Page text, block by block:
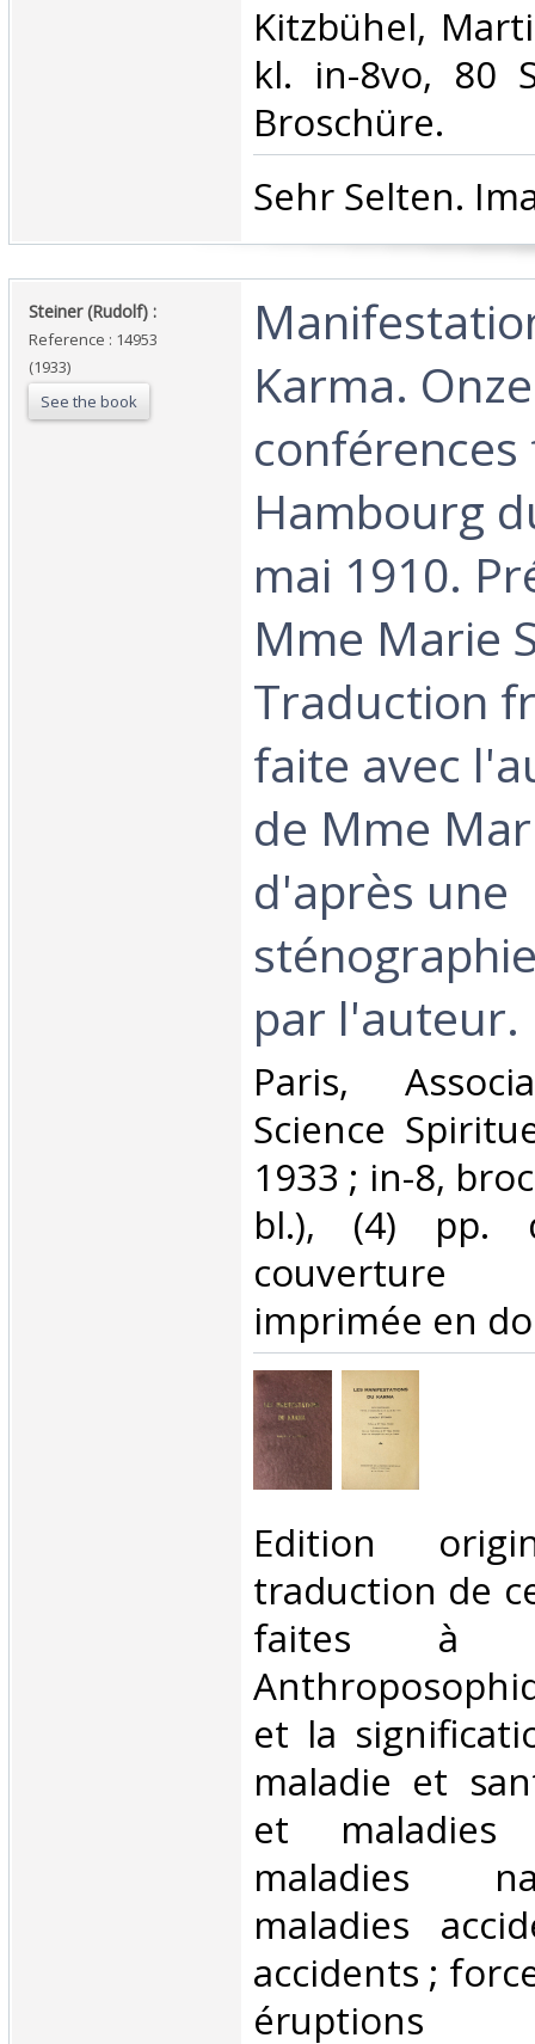
‎Kitzbühel,
kl. in-8vo, 80
Broschüre.‎
‎Sehr Selten.
‎Steiner (Rudolf) :‎
Reference : 14953
(1933)
See the book
Karma. Onze
conférences
Hambourg
mai 1910.
Mme Marie
Traduction
faite avec
de Mme
d'après une
par l'auteur.‎
‎Paris,
Science
1933 ; in-8,
bl.), (4) pp.
couverture
imprimée en
‎Edition
traduction de
faites à
et la
maladie et
et maladies
maladies
maladies
accidents ;
éruptions